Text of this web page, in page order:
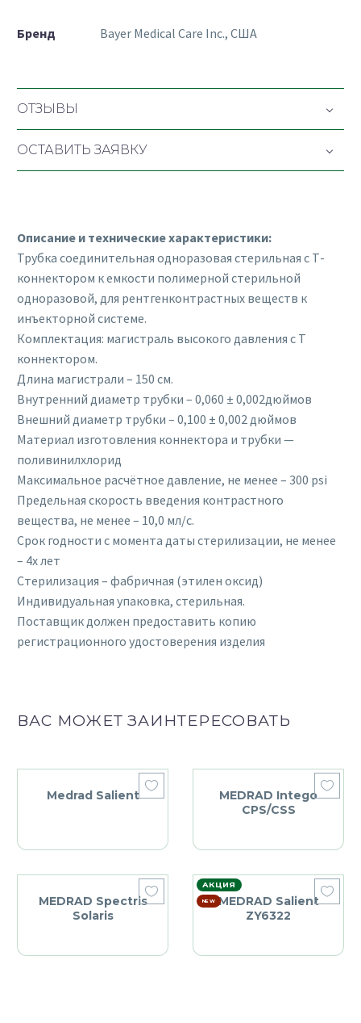
Бренд Bayer Medical Care Inc., США
ОТЗЫВЫ
ОСТАВИТЬ ЗАЯВКУ
Описание и технические характеристики:
Трубка соединительная одноразовая стерильная с Т-
коннектором к емкости полимерной стерильной
одноразовой, для рентгенконтрастных веществ к
инъекторной системе.
Комплектация: магистраль высокого давления с Т
коннектором.
Длина магистрали – 150 см.
Внутренний диаметр трубки – 0,060 ± 0,002дюймов
Внешний диаметр трубки – 0,100 ± 0,002 дюймов
Материал изготовления коннектора и трубки —
поливинилхлорид
Максимальное расчётное давление, не менее – 300 psi
Предельная скорость введения контрастного
вещества, не менее – 10,0 мл/с.
Срок годности с момента даты стерилизации, не менее
– 4х лет
Стерилизация – фабричная (этилен оксид)
Индивидуальная упаковка, стерильная.
Поставщик должен предоставить копию
регистрационного удостоверения изделия
ВАС МОЖЕТ ЗАИНТЕРЕСОВАТЬ
Medrad Salient
MEDRAD Intego
CPS/CSS
MEDRAD Spectris
Solaris
АКЦИЯ
NEW MEDRAD Salient
ZY6322